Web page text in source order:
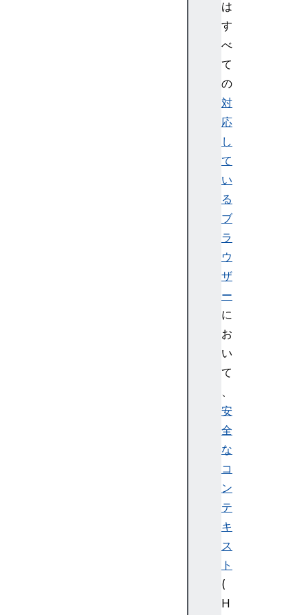
は
す
べ
て
の
対
応
し
て
い
る
ブ
ラ
ウ
ザ
ー
に
お
い
て
、
安
全
な
コ
ン
テ
キ
ス
ト
(
H